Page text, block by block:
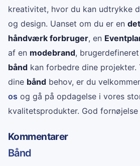
kreativitet, hvor du kan udtrykke
og design. Uanset om du er en
håndværk forbruger, en
af en modebrand, brugerdefineret
bånd kan forbedre dine projekter.
dine bånd behov, er du
os og gå på opdagelse i vores
kvalitetsprodukter. God
Kommentarer
Bånd